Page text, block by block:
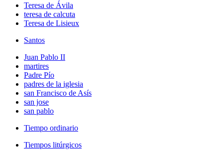
Teresa de Ávila
teresa de calcuta
Teresa de Lisieux
Santos
Juan Pablo II
martires
Padre Pío
padres de la iglesia
san Francisco de Asís
san jose
san pablo
Tiempo ordinario
Tiempos litúrgicos